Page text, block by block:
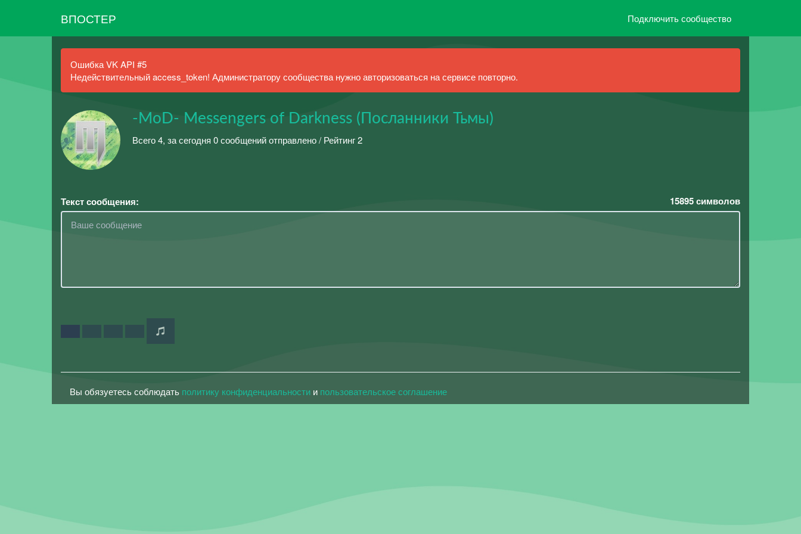
ВПОСТЕР Подключить сообщество
Ошибка VK API #5
Недействительный access_token! Администратору сообщества нужно авторизоваться на сервисе повторно.
-MoD- Messengers of Darkness (Посланники Тьмы)
Всего 4, за сегодня 0 сообщений отправлено / Рейтинг 2
Текст сообщения: 15895символов
Вы обязуетесь соблюдать политику конфиденциальности и пользовательское соглашение